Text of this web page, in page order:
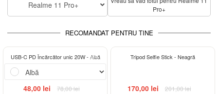
Realme 11 Pro+
Pro+
RECOMANDAT PENTRU TINE
-38%
USB-C PD Încărcător unic 20W - Albă
48,00 lei
78,00 lei
-15%
Tripod Selfie Stick - Neagră
170,00 lei
201,00 lei